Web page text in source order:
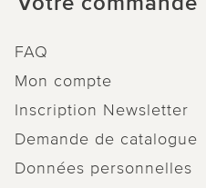
FAQ
Mon compte
Inscription Newsletter
Demande de catalogue
Données personnelles